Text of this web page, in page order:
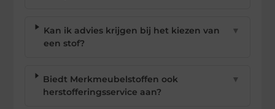
Kan ik advies krijgen bij het kiezen van
een stof?
▼
Biedt Merkmeubelstoffen ook
herstofferingsservice aan?
▼